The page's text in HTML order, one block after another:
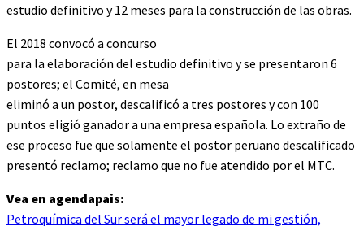
estudio definitivo y 12 meses para la construcción de las obras.
El 2018 convocó a concurso
para la elaboración del estudio definitivo y se presentaron 6
postores; el Comité, en mesa
eliminó a un postor, descalificó a tres postores y con 100
puntos eligió ganador a una empresa española. Lo extraño de
ese proceso fue que solamente el postor peruano descalificado
presentó reclamo; reclamo que no fue atendido por el MTC.
Vea en agendapais:
Petroquímica del Sur será el mayor legado de mi gestión,